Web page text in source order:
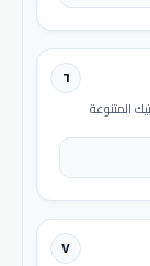
٦
المتنوعة
٧